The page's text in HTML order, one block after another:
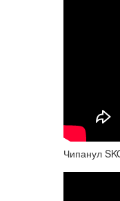
Чипанул